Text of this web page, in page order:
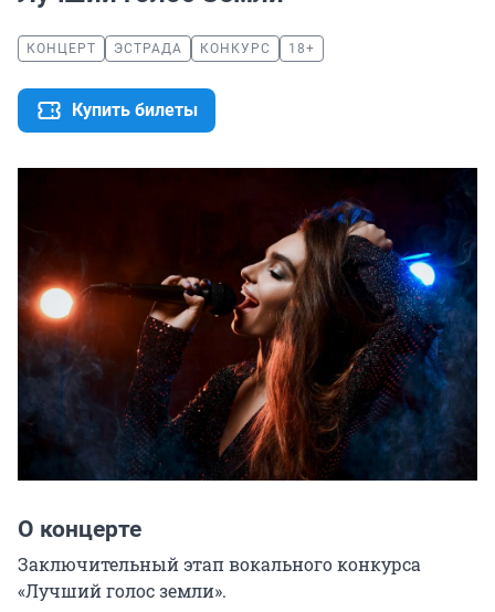
КОНЦЕРТ ЭСТРАДА КОНКУРС 18+
Купить билеты
О концерте
Заключительный этап вокального конкурса
«Лучший голос земли».